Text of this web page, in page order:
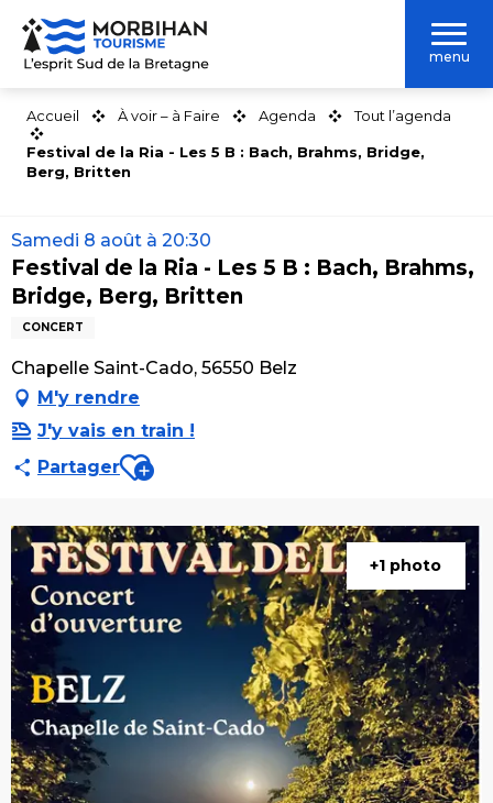
Aller
contenu
menu
Accueil À voir – à Faire Agenda Tout l’agenda
Festival de la Ria - Les 5 B : Bach, Brahms, Bridge,
Berg, Britten
Samedi 8 août à 20:30
Festival de la Ria - Les 5 B : Bach, Brahms,
Bridge, Berg, Britten
CONCERT
Chapelle Saint-Cado, 56550 Belz
M'y rendre
J'y vais en train !
PartagerAjouter aux favoris
+1 photo